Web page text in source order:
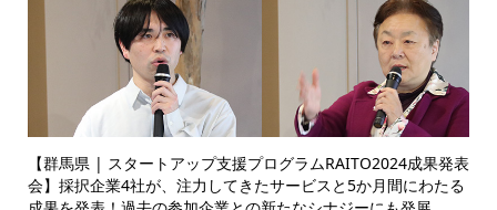
【群馬県 | スタートアップ支援プログラムRAITO2024成果発表
会】採択企業4社が、注力してきたサービスと5か月間にわたる